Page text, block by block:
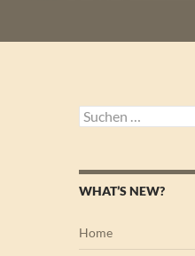
Suchen
nach:
WHAT’S NEW?
Home